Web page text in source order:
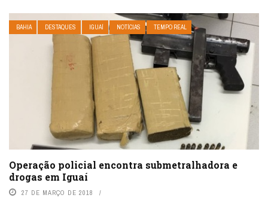
BAHIA DESTAQUES IGUAÍ NOTÍCIAS TEMPO REAL
Operação policial encontra submetralhadora e
drogas em Iguaí
27 DE MARÇO DE 2018